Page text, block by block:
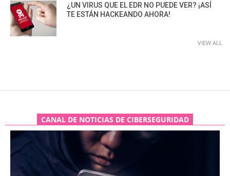
¿UN VIRUS QUE EL EDR NO PUEDE VER? ¡ASÍ
TE ESTÁN HACKEANDO AHORA!
VIEW ALL
CANAL DE NOTICIAS DE CIBERSEGURIDAD